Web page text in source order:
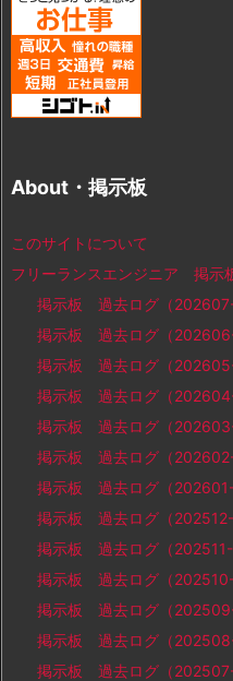
About・掲示板
このサイトについて
フリーランスエンジニア 掲示
掲示板 過去ログ（202607-
掲示板 過去ログ（
掲示板 過去ログ（
掲示板 過去ログ（
掲示板 過去ログ（
掲示板 過去ログ（
掲示板 過去ログ（
掲示板 過去ログ（202512-
掲示板 過去ログ（202511-
掲示板 過去ログ（
掲示板 過去ログ（
掲示板 過去ログ（
掲示板 過去ログ（